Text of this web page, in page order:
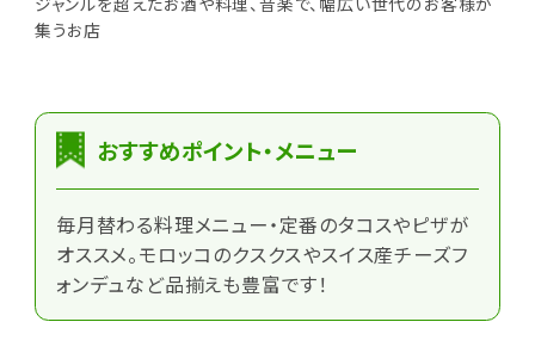
集うお店
おすすめポイント・メニュー
毎月替わる料理メニュー・定番のタコスやピザが
オススメ。モロッコのクスクスやスイス産チーズフ
ォンデュなど品揃えも豊富です！